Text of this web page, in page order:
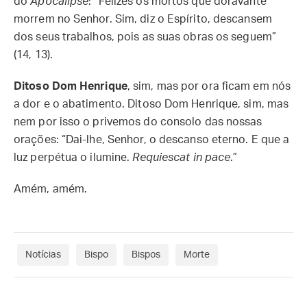
morrem no Senhor. Sim, diz o Espírito, descansem
dos seus trabalhos, pois as suas obras os seguem”
(14, 13).
Ditoso Dom Henrique, sim, mas por ora ficam em nós
a dor e o abatimento. Ditoso Dom Henrique, sim, mas
nem por isso o privemos do consolo das nossas
orações: “Dai-lhe, Senhor, o descanso eterno. E que a
luz perpétua o ilumine. Requiescat in pace.”
Amém, amém.
Notícias Bispo Bispos Morte